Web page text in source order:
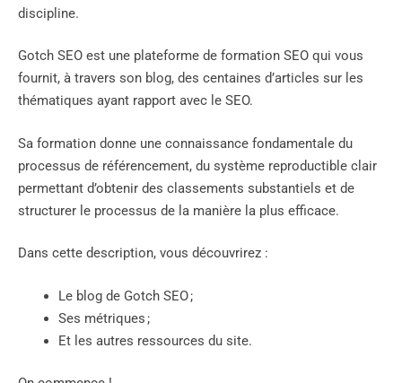
discipline.
Gotch SEO est une plateforme de formation SEO qui vous
fournit, à travers son blog, des centaines d’articles sur les
thématiques ayant rapport avec le SEO.
Sa formation donne une connaissance fondamentale du
processus de référencement, du système reproductible clair
permettant d’obtenir des classements substantiels et de
structurer le processus de la manière la plus efficace.
Dans cette description, vous découvrirez :
Le blog de Gotch SEO ;
Ses métriques ;
Et les autres ressources du site.